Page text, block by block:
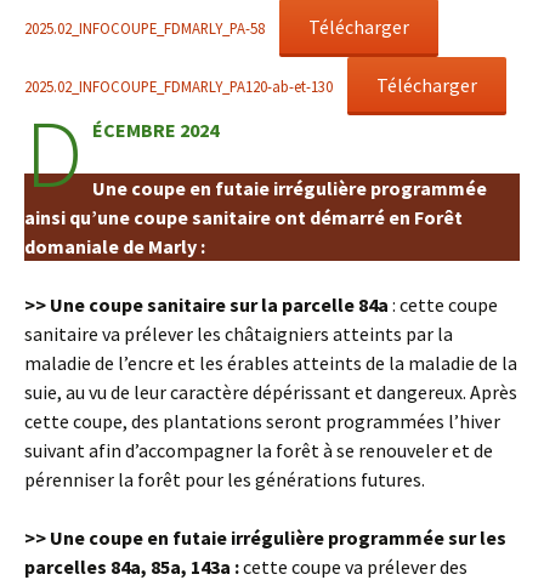
2025.02_INFOCOUPE_FDMARLY_PA-58 Télécharger
2025.02_INFOCOUPE_FDMARLY_PA120-ab-et-130 Télécharger
D ÉCEMBRE 2024
Une coupe en futaie irrégulière programmée
ainsi qu’une coupe sanitaire ont démarré en Forêt
domaniale de Marly :
>> Une coupe sanitaire sur la parcelle 84a : cette coupe
sanitaire va prélever les châtaigniers atteints par la
maladie de l’encre et les érables atteints de la maladie de la
suie, au vu de leur caractère dépérissant et dangereux. Après
cette coupe, des plantations seront programmées l’hiver
suivant afin d’accompagner la forêt à se renouveler et de
pérenniser la forêt pour les générations futures.
>> Une coupe en futaie irrégulière programmée sur les
parcelles 84a, 85a, 143a :cette coupe va prélever des